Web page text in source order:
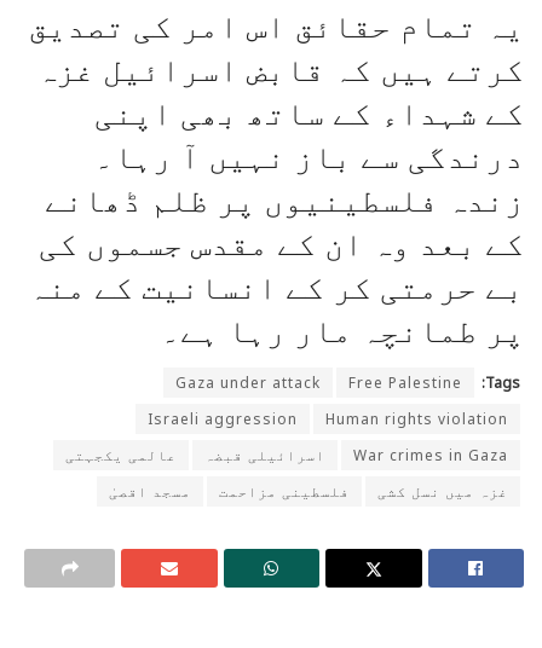
یہ تمام حقائق اس امر کی تصدیق
کرتے ہیں کہ قابض اسرائیل غزہ
کے شہداء کے ساتھ بھی اپنی
درندگی سے باز نہیں آ رہا۔
زندہ فلسطینیوں پر ظلم ڈھانے
کے بعد وہ ان کے مقدس جسموں کی
بے حرمتی کر کے انسانیت کے منہ
پر طمانچہ مار رہا ہے۔
Tags:
Free Palestine
Gaza under attack
Human rights violation
Israeli aggression
War crimes in Gaza
اسرائیلی قبضہ
عالمی یکجہتی
غزہ میں نسل کشی
فلسطینی مزاحمت مسجد اقصیٰ